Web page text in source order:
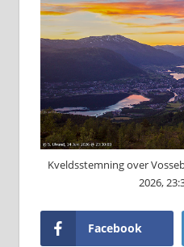
Kveldsstemning over
2026,
Facebook